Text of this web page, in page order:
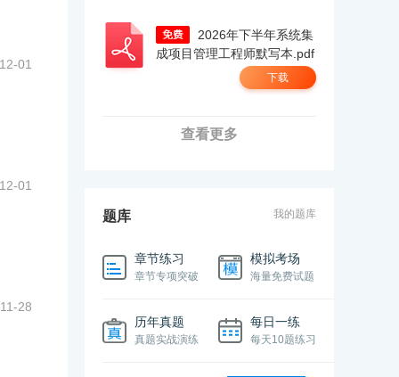
01
01
28
成项目管理工程师默写本.pdf
下载
查看更多
题库 我的题库
章节练习
章节专项突破
模拟考场
海量免费试题
历年真题
真题实战演练
每日一练
每天10题练习